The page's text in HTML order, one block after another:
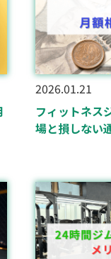
2026.01.21
フィットネス
場と損しない